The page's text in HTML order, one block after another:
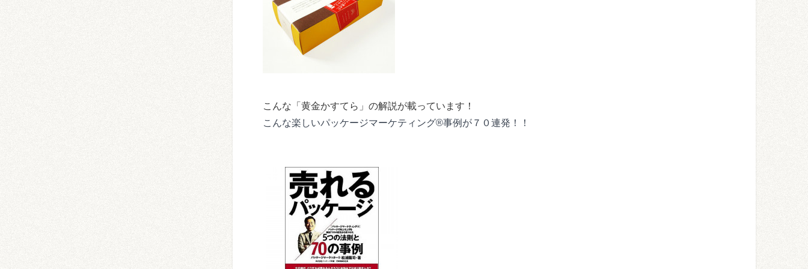
こんな「黄金かすてら」の解説が載っています！
こんな楽しいパッケージマーケティング®事例が７０連発！！